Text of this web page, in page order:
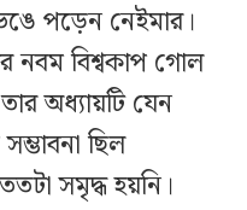
পড়েন নেইমার।
নবম বিশ্বকাপ গোল
অধ্যায়টি যেন
ছিল
সমৃদ্ধ হয়নি।